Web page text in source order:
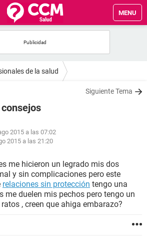
MENU
de la salud
Siguiente Tema
2015 a las 07:02
2015 a las 21:20
me hicieron un legrado mis dos
y sin complicaciones pero este
relaciones sin protección tengo una
me duelen mis pechos pero tengo un
ratos , creen que ahiga embarazo?